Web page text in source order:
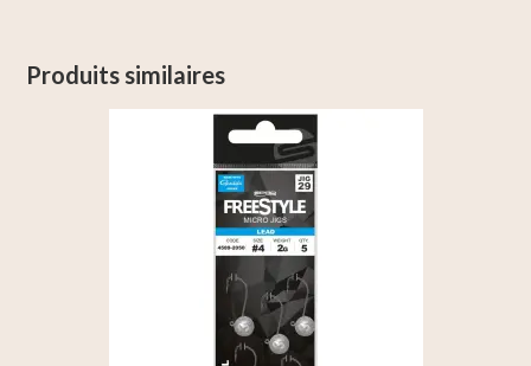
Produits similaires